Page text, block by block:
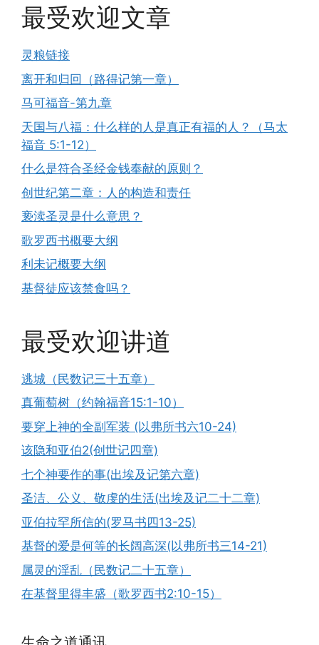
最受欢迎文章
灵粮链接
离开和归回（路得记第一章）
马可福音-第九章
天国与八福：什么样的人是真正有福的人？（马太
福音 5:1-12）
什么是符合圣经金钱奉献的原则？
创世纪第二章：人的构造和责任
亵渎圣灵是什么意思？
歌罗西书概要大纲
利未记概要大纲
基督徒应该禁食吗？
最受欢迎讲道
逃城（民数记三十五章）
真葡萄树（约翰福音15:1-10）
要穿上神的全副军装 (以弗所书六10-24)
该隐和亚伯2(创世记四章)
七个神要作的事(出埃及记第六章)
圣洁、公义、敬虔的生活(出埃及记二十二章)
亚伯拉罕所信的(罗马书四13-25)
基督的爱是何等的长阔高深(以弗所书三14-21)
属灵的淫乱（民数记二十五章）
在基督里得丰盛（歌罗西书2:10-15）